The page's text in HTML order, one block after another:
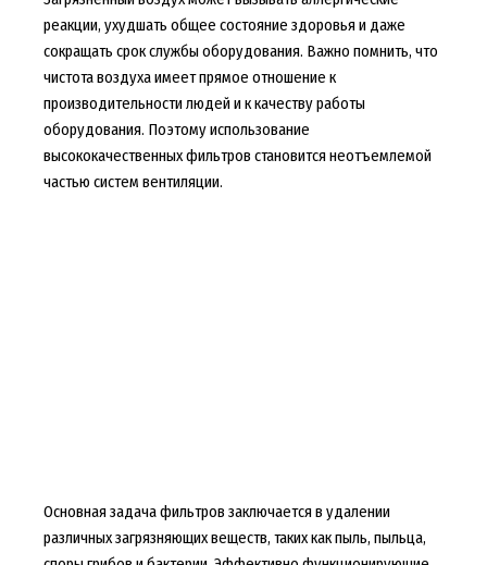
реакции, ухудшать общее состояние здоровья и даже
сокращать срок службы оборудования. Важно помнить, что
чистота воздуха имеет прямое отношение к
производительности людей и к качеству работы
оборудования. Поэтому использование
высококачественных фильтров становится неотъемлемой
частью систем вентиляции.
Основная задача фильтров заключается в удалении
различных загрязняющих веществ, таких как пыль, пыльца,